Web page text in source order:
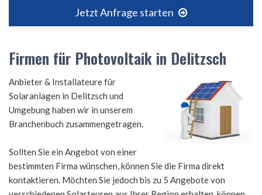
Jetzt Anfrage starten
Firmen für Photovoltaik in Delitzsch
Anbieter & Installateure für
Solaranlagen in Delitzsch und
Umgebung haben wir in unserem
Branchenbuch zusammengetragen.
Sollten Sie ein Angebot von einer
bestimmten Firma wünschen, können Sie die Firma direkt
kontaktieren. Möchten Sie jedoch bis zu 5 Angebote von